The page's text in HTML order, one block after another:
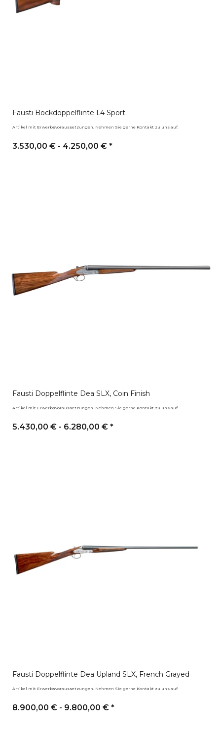
Fausti Bockdoppelflinte L4 Sport
Artikel mit Erwerbsvoraussetzungen. Nehmen Sie gerne Kontakt zu uns auf.
3.530,00 € - 4.250,00 € *
Fausti Doppelflinte Dea SLX, Coin Finish
Artikel mit Erwerbsvoraussetzungen. Nehmen Sie gerne Kontakt zu uns auf.
5.430,00 € - 6.280,00 € *
Fausti Doppelflinte Dea Upland SLX, French Grayed
Artikel mit Erwerbsvoraussetzungen. Nehmen Sie gerne Kontakt zu uns auf.
8.900,00 € - 9.800,00 € *